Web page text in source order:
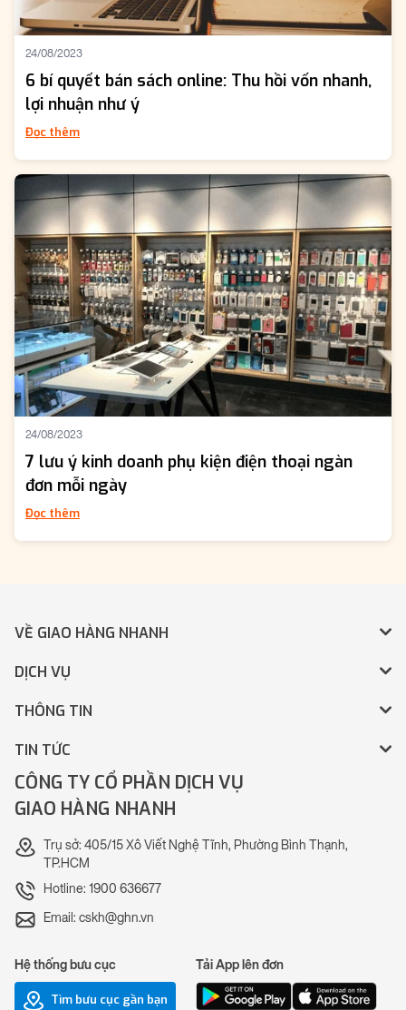
24/08/2023
6 bí quyết bán sách online: Thu hồi vốn nhanh,
lợi nhuận như ý
Đọc thêm
24/08/2023
7 lưu ý kinh doanh phụ kiện điện thoại ngàn
đơn mỗi ngày
Đọc thêm
VỀ GIAO HÀNG NHANH
DỊCH VỤ
THÔNG TIN
TIN TỨC
CÔNG TY CỔ PHẦN DỊCH VỤ
GIAO HÀNG NHANH
Trụ sở: 405/15 Xô Viết Nghệ Tĩnh, Phường Bình Thạnh,
TP.HCM
Hotline: 1900 636677
Email: cskh@ghn.vn
Hệ thống bưu cục
Tìm bưu cục gần bạn
Tải App lên đơn